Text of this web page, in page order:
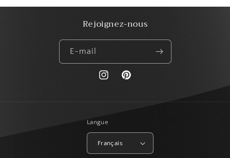
Rejoignez-nous
E-mail
https://www.instagram.com/
Pinterest
Langue
Français